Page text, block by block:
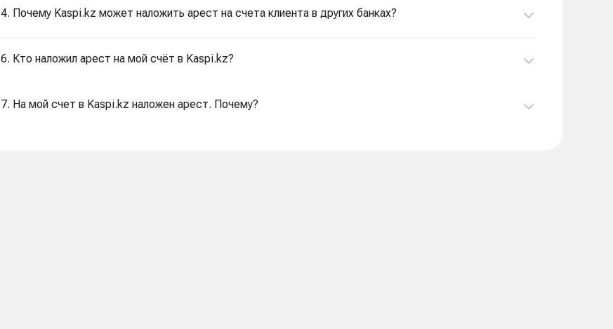
4. Почему Kaspi.kz может наложить арест на счета клиента в других банках?
6. Кто наложил арест на мой счёт в Kaspi.kz?
7. На мой счет в Kaspi.kz наложен арест. Почему?